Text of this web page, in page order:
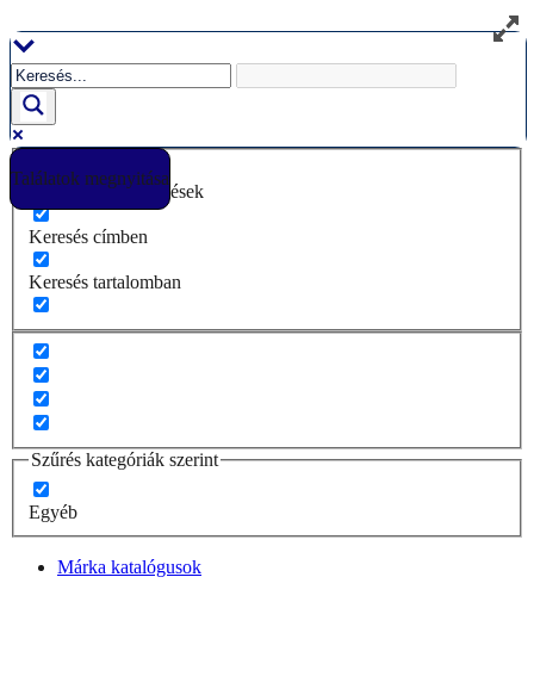
a
tartalomhoz
Találatok megnyitása
Csak pontos egyezések
Keresés címben
Keresés tartalomban
Szűrés kategóriák szerint
Egyéb
Márka katalógusok